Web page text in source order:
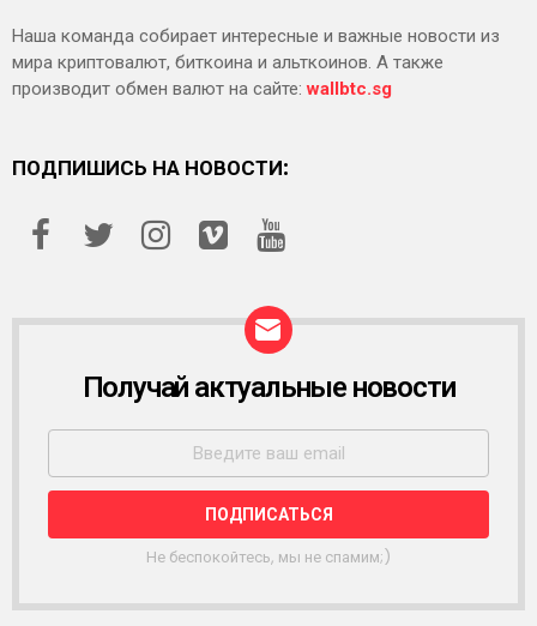
Наша команда собирает интересные и важные новости из
мира криптовалют, биткоина и альткоинов. А также
производит обмен валют на сайте:wallbtc.sg
ПОДПИШИСЬ НА НОВОСТИ:
С
Ы
Л
К
Получай актуальные новости
Не беспокойтесь, мы не спамим;)